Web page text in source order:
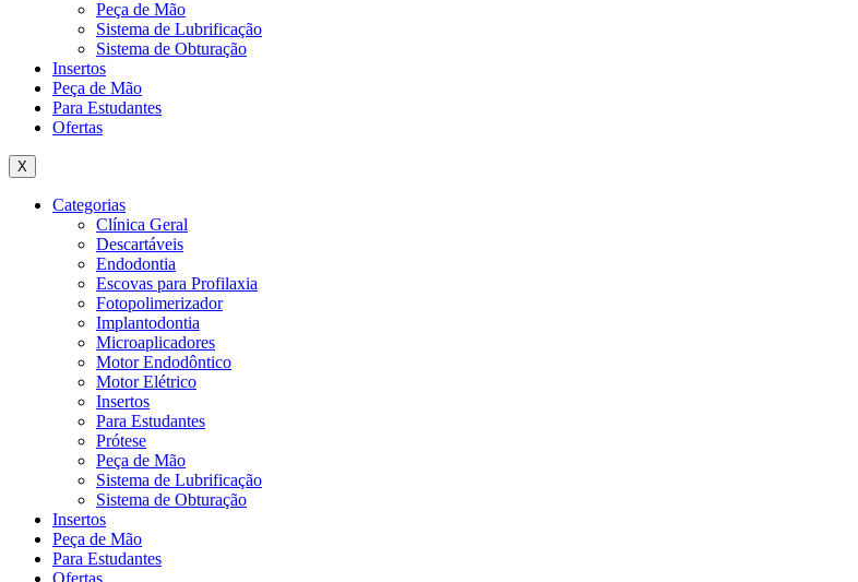
Peça de Mão
Sistema de Lubrificação
Sistema de Obturação
Insertos
Peça de Mão
Para Estudantes
Ofertas
X
Categorias
Clínica Geral
Descartáveis
Endodontia
Escovas para Profilaxia
Fotopolimerizador
Implantodontia
Microaplicadores
Motor Endodôntico
Motor Elétrico
Insertos
Para Estudantes
Prótese
Peça de Mão
Sistema de Lubrificação
Sistema de Obturação
Insertos
Peça de Mão
Para Estudantes
Ofertas